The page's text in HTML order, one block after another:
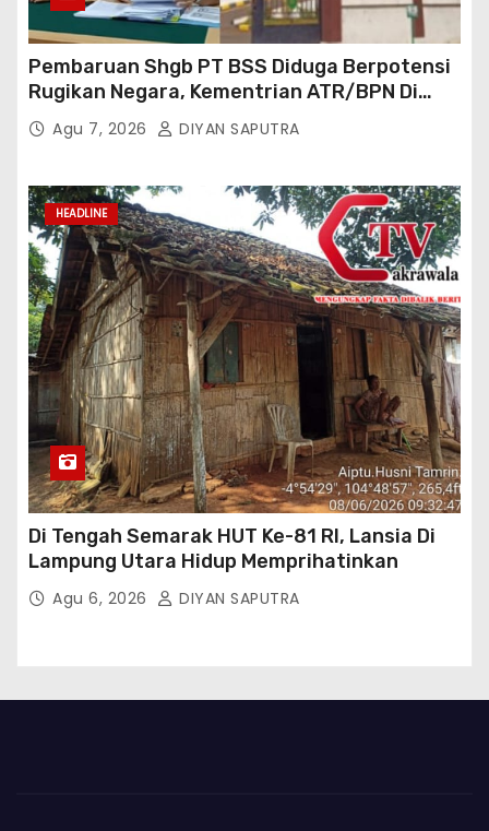
Pembaruan Shgb PT BSS Diduga Berpotensi
Rugikan Negara, Kementrian ATR/BPN Di
Gugat Di PTUN Jakarta
Agu 7, 2026 DIYAN SAPUTRA
HEADLINE
Di Tengah Semarak HUT Ke-81 RI, Lansia Di
Lampung Utara Hidup Memprihatinkan
Agu 6, 2026 DIYAN SAPUTRA